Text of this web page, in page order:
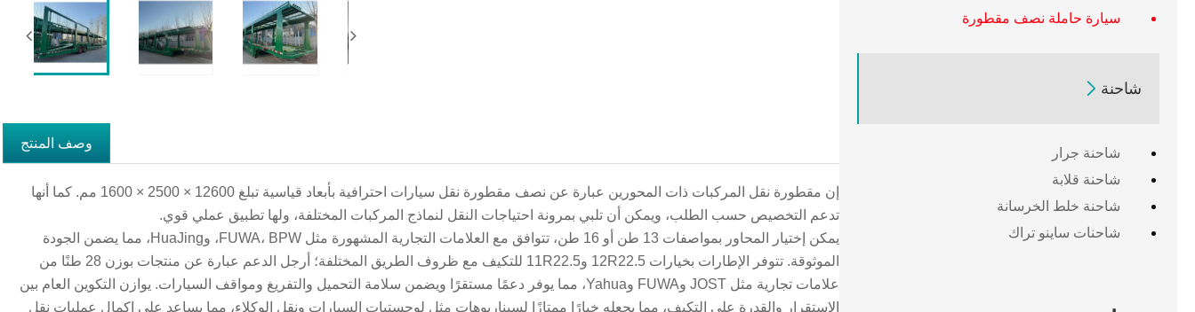
سيارة حاملة نصف مقطورة
شاحنة 
شاحنة جرار
شاحنة قلابة
شاحنة خلط الخرسانة
شاحنات ساينو تراك
وصف المنتج
إن مقطورة نقل المركبات ذات المحورين عبارة عن نصف مقطورة نقل سيارات احترافية بأبعاد قياسية تبلغ 12600 × 2500 × 1600 مم. كما أنها
تدعم التخصيص حسب الطلب، ويمكن أن تلبي بمرونة احتياجات النقل لنماذج المركبات المختلفة، ولها تطبيق عملي قوي.
يمكن إختيار المحاور بمواصفات 13 طن أو 16 طن، تتوافق مع العلامات التجارية المشهورة مثل FUWA، BPW، وHuaJing، مما يضمن الجودة
الموثوقة. تتوفر الإطارات بخيارات 12R22.5 و11R22.5 للتكيف مع ظروف الطريق المختلفة؛ أرجل الدعم عبارة عن منتجات بوزن 28 طنًا من
علامات تجارية مثل JOST وFUWA وYahua، مما يوفر دعمًا مستقرًا ويضمن سلامة التحميل والتفريغ ومواقف السيارات. يوازن التكوين العام بين
الاستقرار والقدرة على التكيف، مما يجعله خيارًا ممتازًا لسيناريوهات مثل لوجستيات السيارات ونقل الوكلاء، مما يساعد على إكمال عمليات نقل